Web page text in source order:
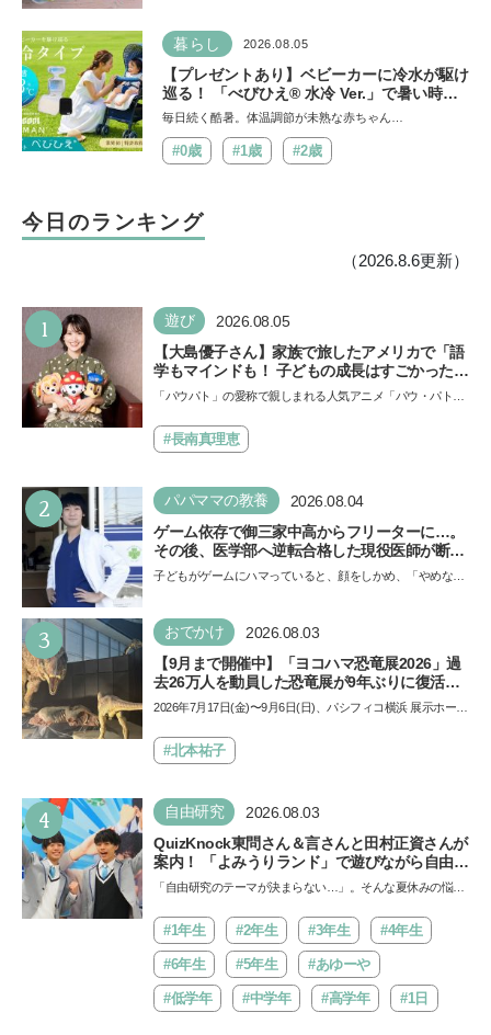
暮らし 2026.08.05
【プレゼントあり】ベビーカーに冷水が駆け
巡る！ 「べびひえ® 水冷 Ver.」で暑い時期
の赤ちゃんのお出かけをサポート
毎日続く酷暑。体温調節が未熟な赤ちゃん…
#0歳 #1歳 #2歳
今日のランキング
（2026.8.6更新）
1 遊び 2026.08.05
【大島優子さん】家族で旅したアメリカで「語
学もマインドも！ 子どもの成長はすごかった」
声優をつとめた映画『パウ・パトロール ザ・ダ
できると子どもに知ってほしい
「パウパト」の愛称で親しまれる人気アニメ「パウ・パトロ
ザ…
#長南真理恵
2 パパママの教養 2026.08.04
ゲーム依存で御三家中高からフリーターに…。
その後、医学部へ逆転合格した現役医師が断言
「ゲームの経験が受験勉強に役立った」そう考
子どもがゲームにハマっていると、顔をしかめ、「やめなさ
い…
3 おでかけ 2026.08.03
【9月まで開催中】「ヨコハマ恐竜展2026」過
去26万人を動員した恐竜展が9年ぶりに復活！
夏休みのおでかけで楽しむポイントを完全ガイ
2026年7月17日(金)〜9月6日(日)、パシフィコ横浜 展示ホール
催…
#北本祐子
4 自由研究 2026.08.03
QuizKnock東問さん＆言さんと田村正資さんが
案内！ 「よみうりランド」で遊びながら自由研
究が進む期間限定イベントが開催
「自由研究のテーマが決まらない…」。そんな夏休みの悩み
バ!!…
#1年生 #2年生 #3年生 #4年生
#6年生 #5年生 #あゆーや
#低学年 #中学年 #高学年 #1日